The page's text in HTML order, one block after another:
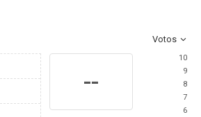
Votos
--
10
9
8
7
6